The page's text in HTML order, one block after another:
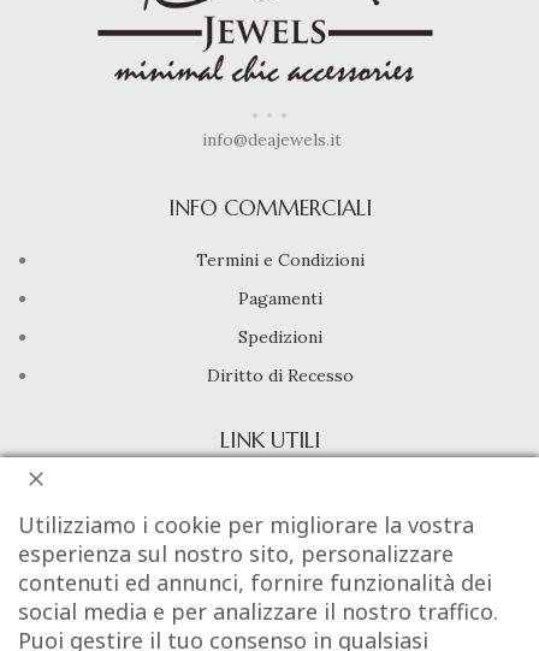
info@deajewels.it
INFO COMMERCIALI
Termini e Condizioni
Pagamenti
Spedizioni
Diritto di Recesso
LINK UTILI
Account
Privacy Policy
Gestione cookie
Utilizziamo i cookie per migliorare la vostra
esperienza sul nostro sito, personalizzare
contenuti ed annunci, fornire funzionalità dei
social media e per analizzare il nostro traffico.
Puoi gestire il tuo consenso in qualsiasi